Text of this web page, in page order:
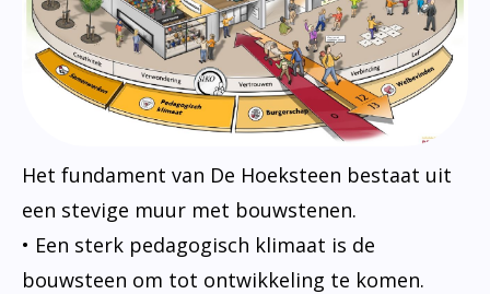
Het fundament van De Hoeksteen bestaat uit
een stevige muur met bouwstenen.
• Een sterk pedagogisch klimaat is de
bouwsteen om tot ontwikkeling te komen.